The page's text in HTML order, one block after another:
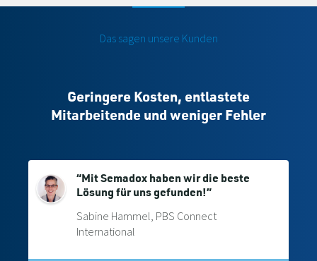
Das sagen unsere Kunden
Geringere Kosten, entlastete
Mitarbeitende und weniger Fehler
“Mit Semadox haben wir die beste
Lösung für uns gefunden!”
Sabine Hammel, PBS Connect
International